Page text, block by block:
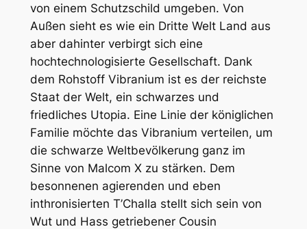
von einem Schutzschild umgeben. Von
Außen sieht es wie ein Dritte Welt Land aus
aber dahinter verbirgt sich eine
hochtechnologisierte Gesellschaft. Dank
dem Rohstoff Vibranium ist es der reichste
Staat der Welt, ein schwarzes und
friedliches Utopia. Eine Linie der königlichen
Familie möchte das Vibranium verteilen, um
die schwarze Weltbevölkerung ganz im
Sinne von Malcom X zu stärken. Dem
besonnenen agierenden und eben
inthronisierten T’Challa stellt sich sein von
Wut und Hass getriebener Cousin